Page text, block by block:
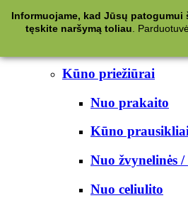
Kategorijos
Kūno priežiūrai
Nuo prakaito
Kūno
Nuo žvynelinės
Nuo celiulito
Informuojame, kad Jūsų
tęskite naršymą toliau